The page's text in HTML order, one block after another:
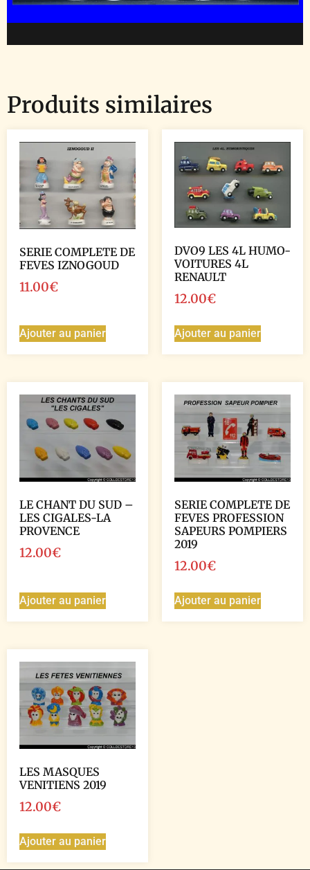
Produits similaires
SERIE COMPLETE DE
FEVES IZNOGOUD
11.00€
Ajouter au panier
DVO9 LES 4L HUMO-
VOITURES 4L
RENAULT
12.00€
Ajouter au panier
LE CHANT DU SUD –
LES CIGALES-LA
PROVENCE
12.00€
Ajouter au panier
SERIE COMPLETE DE
FEVES PROFESSION
SAPEURS POMPIERS
2019
12.00€
Ajouter au panier
LES MASQUES
VENITIENS 2019
12.00€
Ajouter au panier